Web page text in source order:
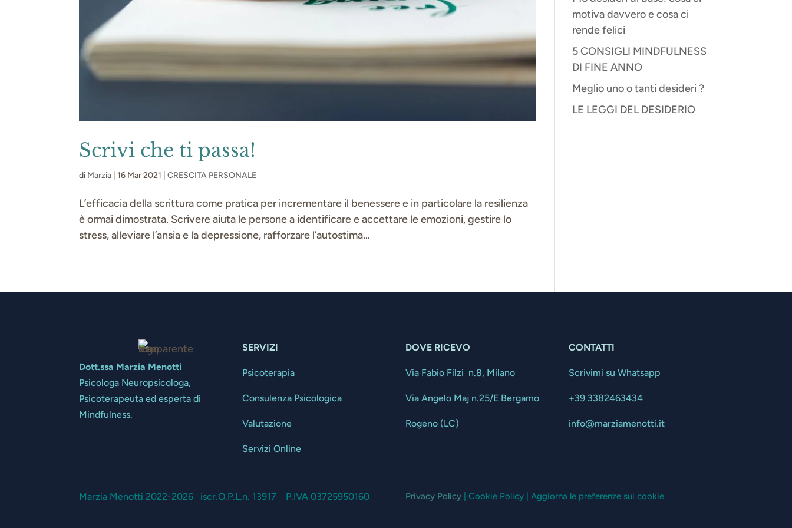
Scrivi che ti passa!
di Marzia |16 Mar 2021 |CRESCITA PERSONALE
L’efficacia della scrittura come pratica per incrementare il benessere e in particolare la resilienza
è ormai dimostrata. Scrivere aiuta le persone a identificare e accettare le emozioni, gestire lo
stress, alleviare l’ansia e la depressione, rafforzare l’autostima...
motiva davvero e cosa ci
rende felici
5 CONSIGLI MINDFULNESS
DI FINE ANNO
Meglio uno o tanti desideri ?
LE LEGGI DEL DESIDERIO
Dott.ssa Marzia Menotti
Psicologa Neuropsicologa,
Psicoterapeuta ed esperta di
Mindfulness.
SERVIZI
Psicoterapia
Consulenza Psicologica
Valutazione
Servizi Online
DOVE RICEVO
Via Fabio Filzi n.8, Milano
Via Angelo Maj n.25/E Bergamo
Rogeno (LC)
CONTATTI
Scrivimi su Whatsapp
+39 3382463434
info@marziamenotti.it
Marzia Menotti 2022-2026 iscr.O.P.L.n. 13917 P.IVA 03725950160 Privacy Policy | Cookie Policy | Aggiorna le preferenze sui cookie